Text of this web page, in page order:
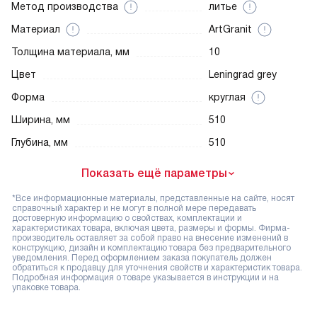
Метод производства
литье
Материал
ArtGranit
Толщина материала, мм
10
Цвет
Leningrad grey
Форма
круглая
Ширина, мм
510
Глубина, мм
510
Показать ещё параметры
*Все информационные материалы, представленные на сайте, носят
справочный характер и не могут в полной мере передавать
достоверную информацию о свойствах, комплектации и
характеристиках товара, включая цвета, размеры и формы. Фирма-
производитель оставляет за собой право на внесение изменений в
конструкцию, дизайн и комплектацию товара без предварительного
уведомления. Перед оформлением заказа покупатель должен
обратиться к продавцу для уточнения свойств и характеристик товара.
Подробная информация о товаре указывается в инструкции и на
упаковке товара.